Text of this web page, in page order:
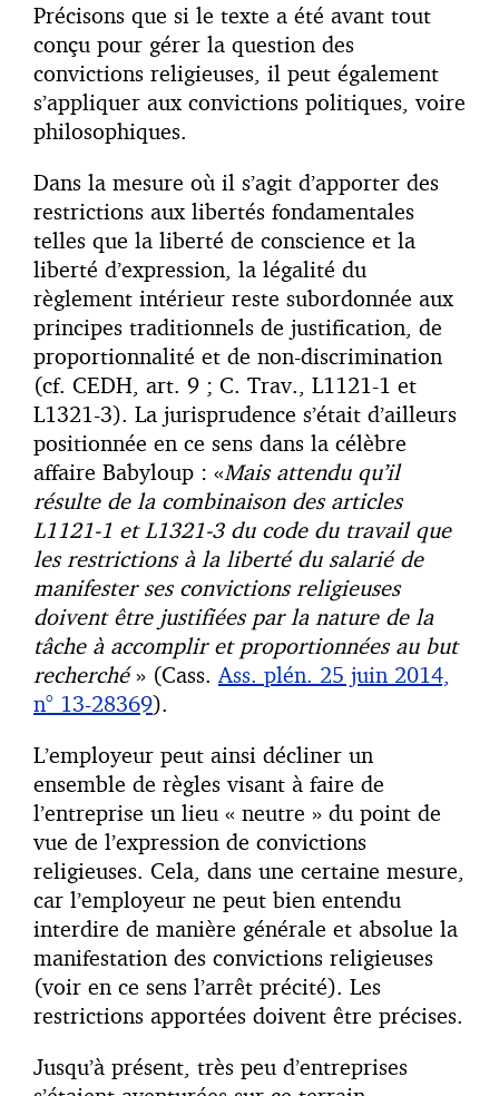
Précisons que si le texte a été avant tout
conçu pour gérer la question des
convictions religieuses, il peut également
s’appliquer aux convictions politiques, voire
philosophiques.
Dans la mesure où il s’agit d’apporter des
restrictions aux libertés fondamentales
telles que la liberté de conscience et la
liberté d’expression, la légalité du
règlement intérieur reste subordonnée aux
principes traditionnels de justification, de
proportionnalité et de non-discrimination
(cf. CEDH, art. 9 ; C. Trav., L1121-1 et
L1321-3). La jurisprudence s’était d’ailleurs
positionnée en ce sens dans la célèbre
affaire Babyloup : «Mais attendu qu’il
résulte de la combinaison des articles
L1121-1 et L1321-3 du code du travail que
les restrictions à la liberté du salarié de
manifester ses convictions religieuses
doivent être justifiées par la nature de la
tâche à accomplir et proportionnées au but
recherché» (Cass.Ass. plén. 25 juin 2014,
n° 13-28369).
L’employeur peut ainsi décliner un
ensemble de règles visant à faire de
l’entreprise un lieu « neutre » du point de
vue de l’expression de convictions
religieuses. Cela, dans une certaine mesure,
car l’employeur ne peut bien entendu
interdire de manière générale et absolue la
manifestation des convictions religieuses
(voir en ce sens l’arrêt précité). Les
restrictions apportées doivent être précises.
Jusqu’à présent, très peu d’entreprises